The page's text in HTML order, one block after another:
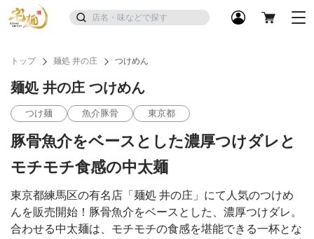
トップ 麺処 井の庄 つけめん
麺処 井の庄 つけめん
つけ麺 魚介豚骨 東京都
豚骨魚介をベースとした濃厚つけダレと
モチモチ食感の中太麺
東京都練馬区の有名店「麺処 井の庄」にて人気のつけめ
んを販売開始！豚骨魚介をベースとした、濃厚つけダレ。
合わせる中太麺は、モチモチの食感を堪能できる一杯とな